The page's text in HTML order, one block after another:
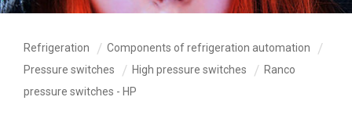
Refrigeration
Components of refrigeration automation
Pressure switches
High pressure switches
Ranco
pressure switches - HP